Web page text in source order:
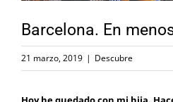
Barcelona. En
21 marzo, 2019 | Descubre